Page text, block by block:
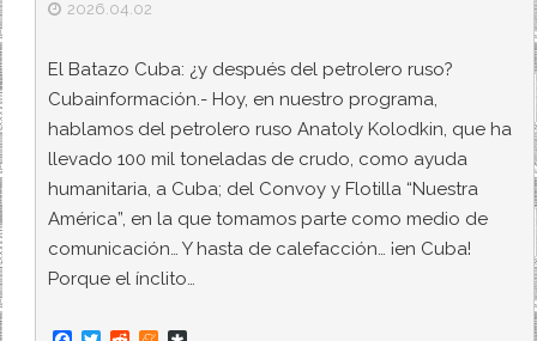
2026.04.02
El Batazo Cuba: ¿y después del petrolero ruso?
Cubainformación.- Hoy, en nuestro programa,
hablamos del petrolero ruso Anatoly Kolodkin, que ha
llevado 100 mil toneladas de crudo, como ayuda
humanitaria, a Cuba; del Convoy y Flotilla “Nuestra
América”, en la que tomamos parte como medio de
comunicación… Y hasta de calefacción… ¡en Cuba!
Porque el ínclito…